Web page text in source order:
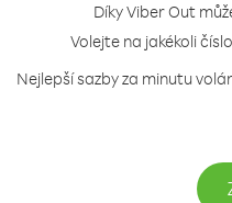
Díky Viber Out
Volejte na jakékoli
Nejlepší sazby za minutu